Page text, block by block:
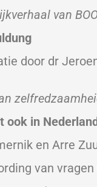
van
ook in
en Arre
van vragen